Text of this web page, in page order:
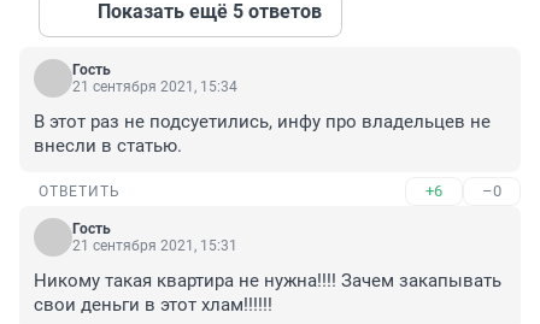
Показать ещё 5 ответов
Гость
21 сентября 2021, 15:34
В этот раз не подсуетились, инфу про владельцев не
внесли в статью.
ОТВЕТИТЬ +6 –0
Гость
21 сентября 2021, 15:31
Никому такая квартира не нужна!!!! Зачем закапывать
свои деньги в этот хлам!!!!!!